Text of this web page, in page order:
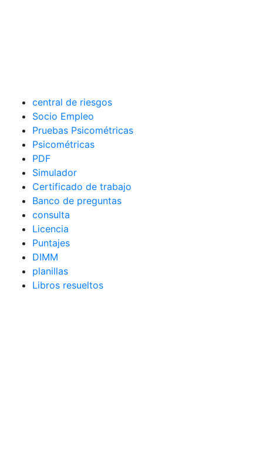
central de riesgos
Socio Empleo
Pruebas Psicométricas
Psicométricas
PDF
Simulador
Certificado de trabajo
Banco de preguntas
consulta
Licencia
Puntajes
DIMM
planillas
Libros resueltos